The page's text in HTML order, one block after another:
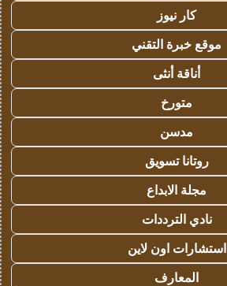
كار نيوز
موقع خبرة التقني
أناقة أنثى
متورخ
مدسن
روتانا تسويق
مجلة الابداع
نادي الترددات
استشارات اون لاين
المعارف